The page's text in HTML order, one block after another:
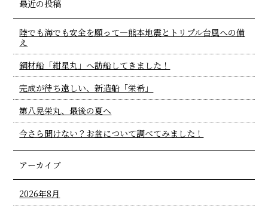
最近の投稿
陸でも海でも安全を願って―熊本地震とトリプル台風への備
え
鋼材船「紺星丸」へ訪船してきました！
完成が待ち遠しい、新造船「栄希」
第八晃栄丸、最後の夏へ
今さら聞けない？お盆について調べてみました！
アーカイブ
2026年8月